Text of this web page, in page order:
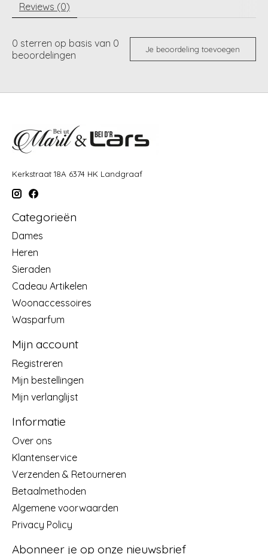
Reviews (0)
0 sterren op basis van 0
beoordelingen
Je beoordeling toevoegen
Kerkstraat 18A 6374 HK Landgraaf
Categorieën
Dames
Heren
Sieraden
Cadeau Artikelen
Woonaccessoires
Wasparfum
Mijn account
Registreren
Mijn bestellingen
Mijn verlanglijst
Informatie
Over ons
Klantenservice
Verzenden & Retourneren
Betaalmethoden
Algemene voorwaarden
Privacy Policy
Abonneer je op onze nieuwsbrief